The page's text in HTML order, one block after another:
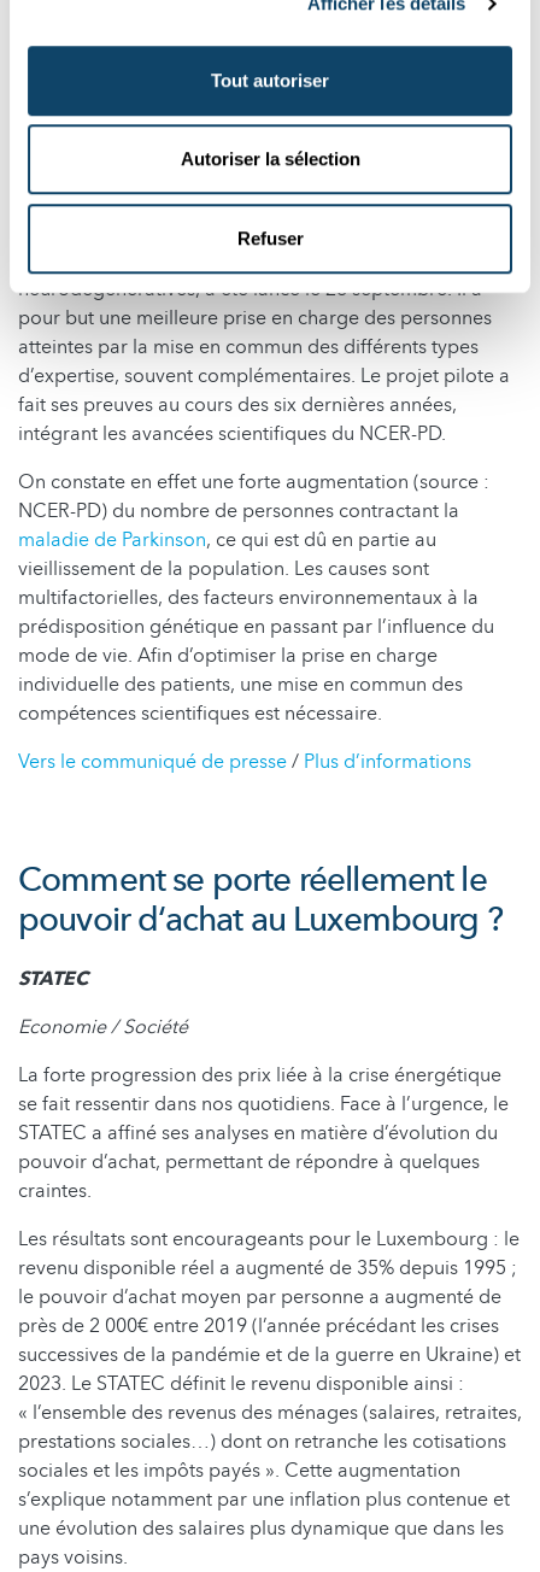
Tout autoriser
Autoriser la sélection
Refuser
neurodégénératives
Université du Luxembourg
Maladies neurodégénératives / Santé / Société
« ParkinsonNet Luxembourg », un réseau de compétence
national (comprenant des neurologues, infirmiers,
neurodégénératives, a été lancé le 26 septembre. Il a
pour but une meilleure prise en charge des personnes
atteintes par la mise en commun des différents types
d’expertise, souvent complémentaires. Le projet pilote a
fait ses preuves au cours des six dernières années,
intégrant les avancées scientifiques du NCER-PD.
On constate en effet une forte augmentation (source :
NCER-PD) du nombre de personnes contractant la
maladie de Parkinson, ce qui est dû en partie au
vieillissement de la population. Les causes sont
multifactorielles, des facteurs environnementaux à la
prédisposition génétique en passant par l’influence du
mode de vie. Afin d’optimiser la prise en charge
individuelle des patients, une mise en commun des
compétences scientifiques est nécessaire.
Vers le communiqué de presse/ Plus d’informations
Comment se porte réellement le
pouvoir d‘achat au Luxembourg ?
STATEC
Economie / Société
La forte progression des prix liée à la crise énergétique
se fait ressentir dans nos quotidiens. Face à l’urgence, le
STATEC a affiné ses analyses en matière d’évolution du
pouvoir d’achat, permettant de répondre à quelques
craintes.
Les résultats sont encourageants pour le Luxembourg : le
revenu disponible réel a augmenté de 35% depuis 1995 ;
le pouvoir d’achat moyen par personne a augmenté de
près de 2 000€ entre 2019 (l’année précédant les crises
successives de la pandémie et de la guerre en Ukraine) et
2023. Le STATEC définit le revenu disponible ainsi :
« l’ensemble des revenus des ménages (salaires, retraites,
prestations sociales…) dont on retranche les cotisations
sociales et les impôts payés ». Cette augmentation
s’explique notamment par une inflation plus contenue et
une évolution des salaires plus dynamique que dans les
pays voisins.